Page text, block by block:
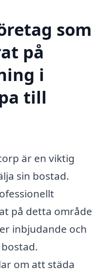
som
på
i
till
är en viktig
sin bostad.
på detta område
inbjudande och
om att städa